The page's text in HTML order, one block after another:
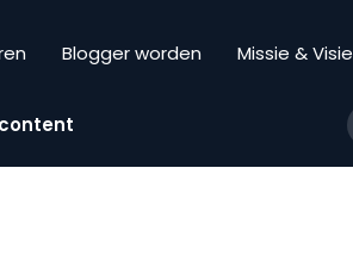
Blogger worden Missie & Visie